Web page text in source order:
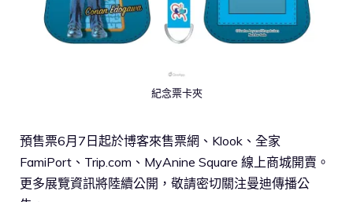
紀念票卡夾
預售票6月7日起於博客來售票網、Klook、全家
FamiPort、Trip.com、MyAnine Square 線上商城開賣。
更多展覽資訊將陸續公開，敬請密切關注曼迪傳播公